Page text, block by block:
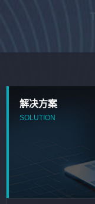
解决方案
SOLUTION